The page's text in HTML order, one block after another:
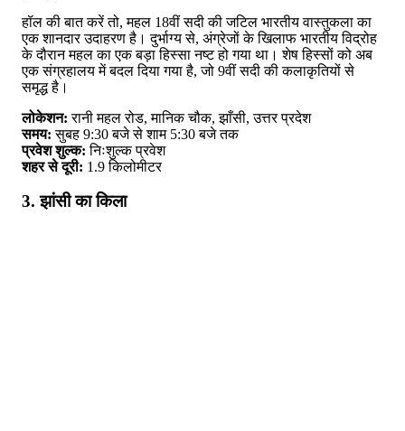
हॉल की बात करें तो, महल 18वीं सदी की जटिल भारतीय वास्तुकला का
एक शानदार उदाहरण है। दुर्भाग्य से, अंग्रेजों के खिलाफ भारतीय विद्रोह
के दौरान महल का एक बड़ा हिस्सा नष्ट हो गया था। शेष हिस्सों को अब
एक संग्रहालय में बदल दिया गया है, जो 9वीं सदी की कलाकृतियों से
समृद्ध है।
लोकेशन: रानी महल रोड, मानिक चौक, झाँसी, उत्तर प्रदेश
समय: सुबह 9:30 बजे से शाम 5:30 बजे तक
प्रवेश शुल्क: निःशुल्क प्रवेश
शहर से दूरी: 1.9 किलोमीटर
3. झांसी का किला